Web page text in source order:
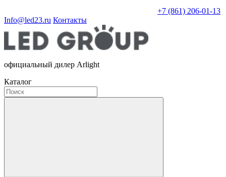
+7 (861) 206-01-13
Info@led23.ru Контакты
официальный дилер Arlight
Каталог